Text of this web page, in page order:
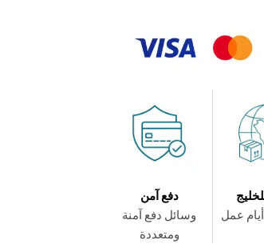
دفع آمن
وسائل دفع آمنة
ومتعددة